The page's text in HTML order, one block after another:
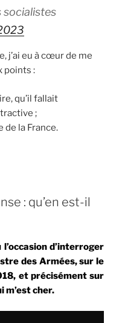
socialistes
j’ai eu à cœur de me
points :
qu’il fallait
;
de la France.
: qu’en est-il
d’interroger
des Armées, sur le
et précisément sur
m’est cher.